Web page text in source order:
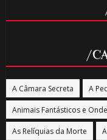
/
A Câmara Secreta A
Animais Fantásticos e
As Relíquias da Morte